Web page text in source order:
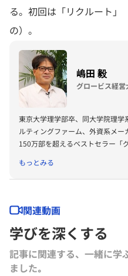
る。初回は「リクルート」
の）。
嶋田 毅
グロービス経
東京大学理学部卒、同大学院理
ルティングファーム、外資系メ
150万部を超えるベストセラー「
ング』『グロービスMBAキーワ
『グロービスMBAキーワード 図
（東洋経済新報社）、『［実況］
アカウンティング教室』『競争優
究所）、『ロジカルシンキングの
（以上グロービス電子出版）、
ト・ブック』『グロービスMBA
分析と意思決定』『グロービス
もっとみる
関連動画
学びを深くする
記事に関連する、一緒に学
ました｡